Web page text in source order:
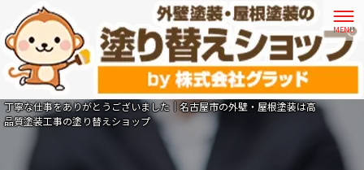
丁寧な仕事をありがとうございました｜名古屋市の外壁・屋根塗装は高
品質塗装工事の塗り替えショップ